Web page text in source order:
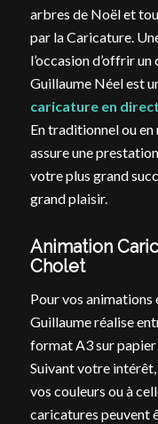
arbres de Noël et
par la Caricature.
l’occasion d’offrir
Guillaume Néel est
caricature en direct
En traditionnel ou
assure une
votre plus grand
grand plaisir.
Animation
Cholet
Pour vos animations
Guillaume réalise
format A3 sur papier
Suivant votre
vos couleurs ou à
caricatures peuvent